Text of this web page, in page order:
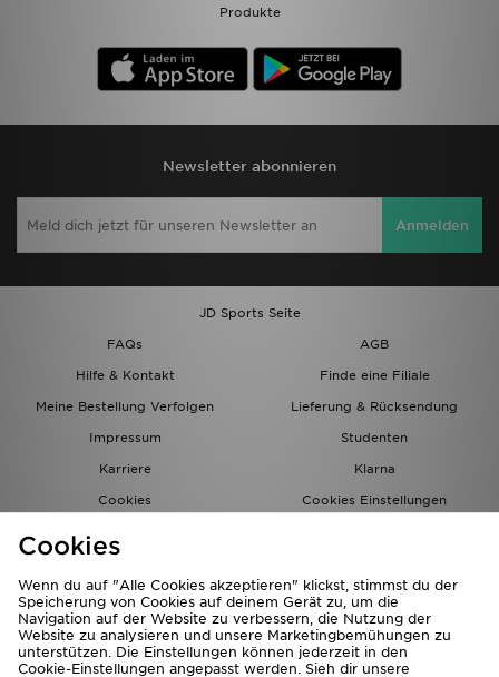
Produkte
Newsletter abonnieren
Anmelden
JD Sports Seite
FAQs
AGB
Hilfe & Kontakt
Finde eine Filiale
Meine Bestellung Verfolgen
Lieferung & Rücksendung
Impressum
Studenten
Karriere
Klarna
Cookies
Cookies Einstellungen
Cookies
Wenn du auf "Alle Cookies akzeptieren" klickst, stimmst du der
Speicherung von Cookies auf deinem Gerät zu, um die
Navigation auf der Website zu verbessern, die Nutzung der
Website zu analysieren und unsere Marketingbemühungen zu
unterstützen. Die Einstellungen können jederzeit in den
Cookie-Einstellungen angepasst werden. Sieh dir unsere